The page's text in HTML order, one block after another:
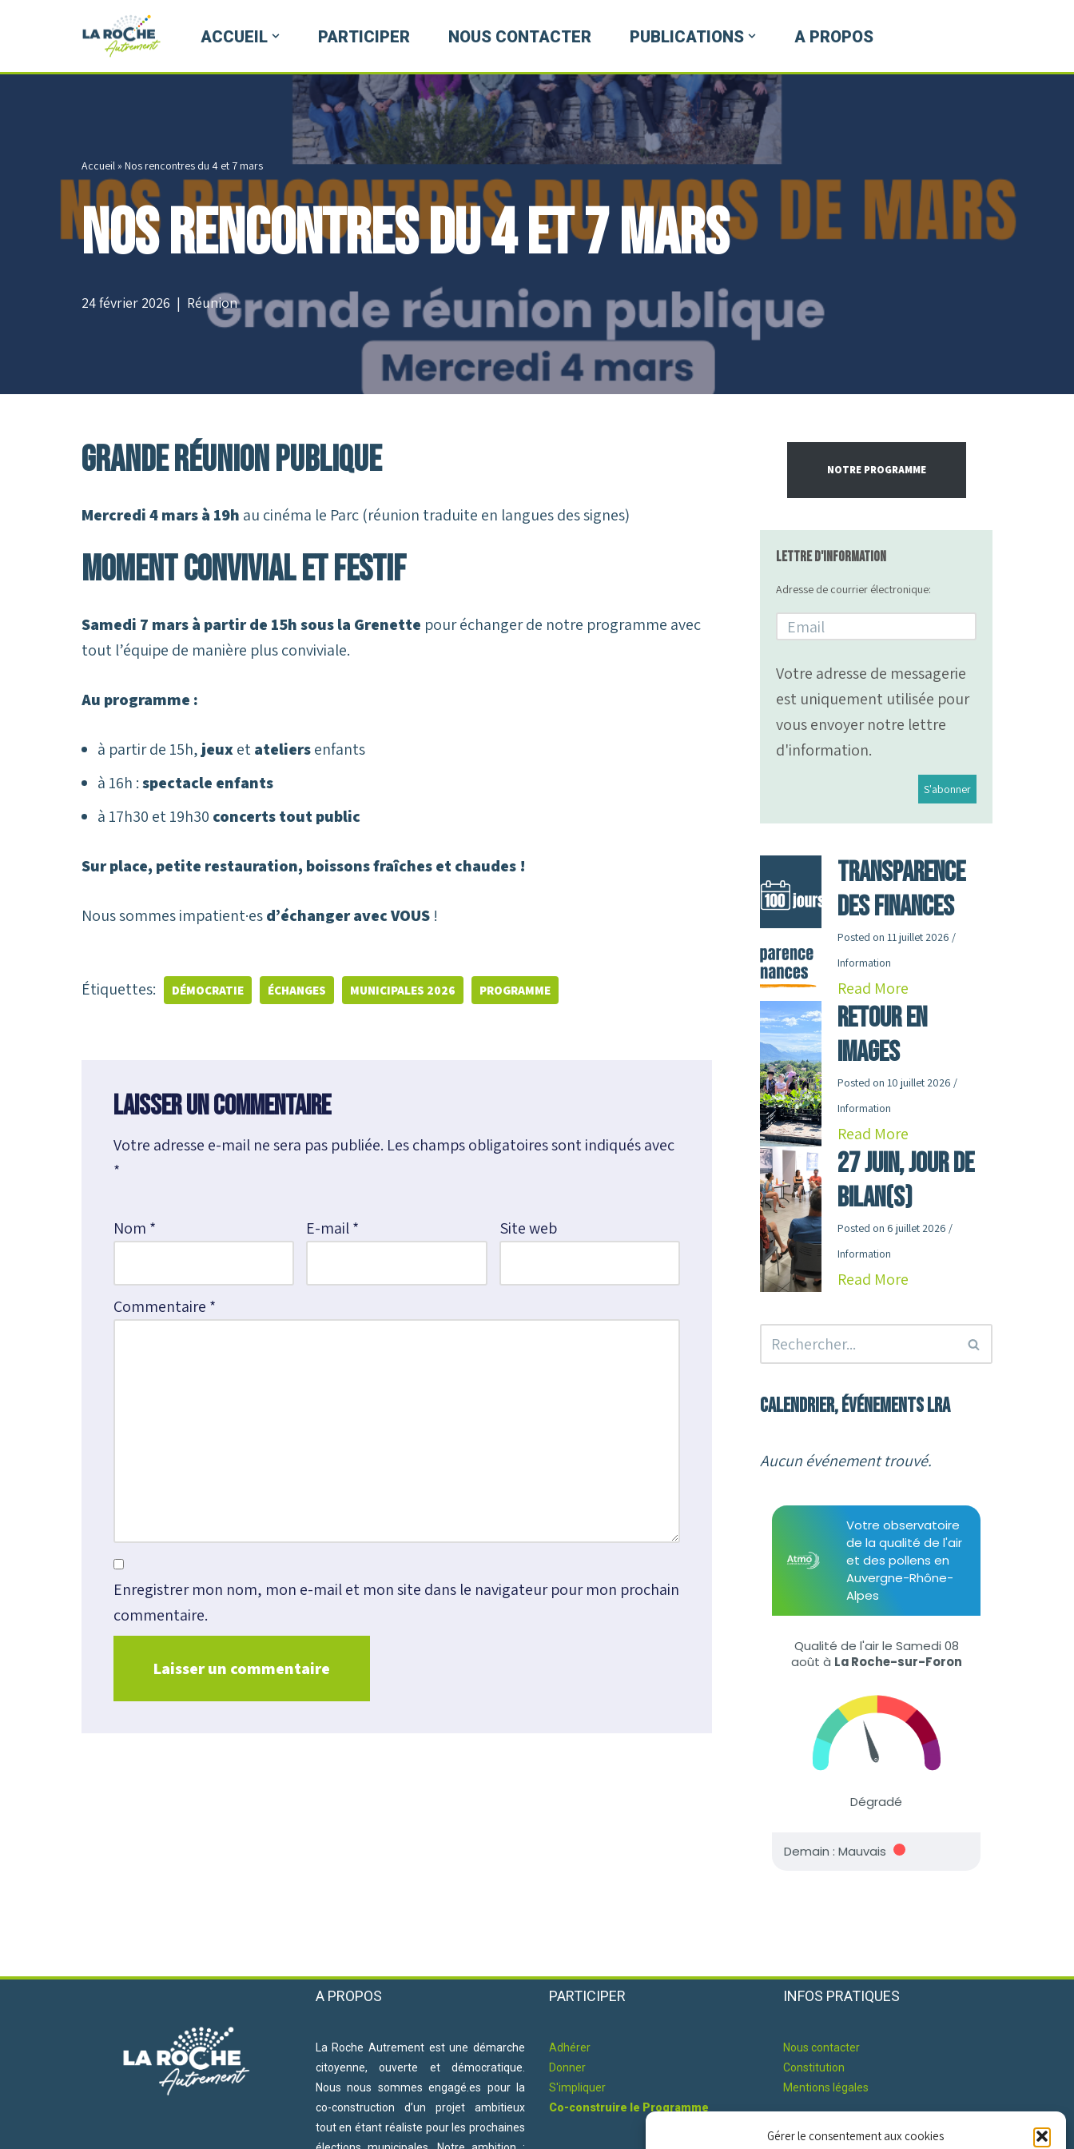
Gérer le consentement aux cookies
au
ACCUEIL PARTICIPER NOUS CONTACTER PUBLICATIONS A PROPOS
Accueil» Nos rencontres du 4 et 7 mars
Nos rencontres du 4 et 7 mars
24 février 2026 Réunion
Grande réunion publique
Mercredi 4 mars à 19h au cinéma le Parc (réunion traduite en langues des signes)
Moment convivial et festif
Samedi 7 mars à partir de 15h sous la Grenette pour échanger de notre programme avec
tout l’équipe de manière plus conviviale.
Au programme :
à partir de 15h,jeuxetateliersenfants
à 16h :spectacle enfants
à 17h30 et 19h30 concerts tout public
Sur place, petite restauration, boissons fraîches et chaudes !
Nous sommes impatient·esd’échanger avec VOUS !
Étiquettes: DÉMOCRATIE ÉCHANGES MUNICIPALES 2026 PROGRAMME
Laisser un commentaire
Votre adresse e-mail ne sera pas publiée. Les champs obligatoires sont indiqués avec
*
Nom * E-mail* Site web
Commentaire *
Enregistrer mon nom, mon e-mail et mon site dans le navigateur pour mon prochain
commentaire.
A
l
e
r
a
t
NOTRE PROGRAMME
Lettre d'information
Adresse de courrier électronique:
Votre adresse de messagerie
est uniquement utilisée pour
vous envoyer notre lettre
d'information.
Transparence
des finances
Posted on 11 juillet 2026 /
Information
Read More
RETOUR en
images
Posted on 10 juillet 2026 /
Information
Read More
27 juin, jour de
Bilan(s)
Posted on 6 juillet 2026 /
Information
Read More
Calendrier, événements LRA
Aucun événement trouvé.
A PROPOS
La Roche Autrement est une démarche
citoyenne, ouverte et démocratique.
Nous nous sommes engagé.es pour la
co-construction d’un projet ambitieux
tout en étant réaliste pour les prochaines
PARTICIPER
Adhérer
Donner
S'impliquer
Co-construire le Programme
INFOS PRATIQUES
Nous contacter
Constitution
Mentions légales